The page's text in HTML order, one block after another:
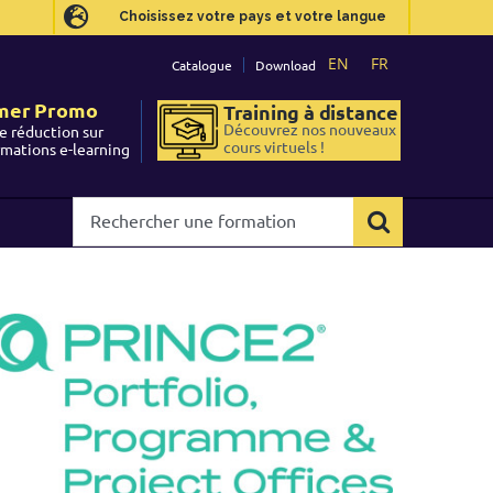
Choisissez votre pays et votre langue
EN FR
Catalogue Download
Promo
réduction sur
e-learning
Training à distance
Découvrez nos nouveaux
cours virtuels !
une
Choisissez votre pays et votre langue
EN FR
Catalogue Download
Promo
réduction sur
e-learning
Training à distance
Découvrez nos nouveaux
cours virtuels !
une